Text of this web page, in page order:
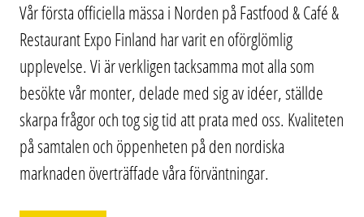
Vår första officiella mässa i Norden på Fastfood & Café &
Restaurant Expo Finland har varit en oförglömlig
upplevelse. Vi är verkligen tacksamma mot alla som
besökte vår monter, delade med sig av idéer, ställde
skarpa frågor och tog sig tid att prata med oss. Kvaliteten
på samtalen och öppenheten på den nordiska
marknaden överträffade våra förväntningar.